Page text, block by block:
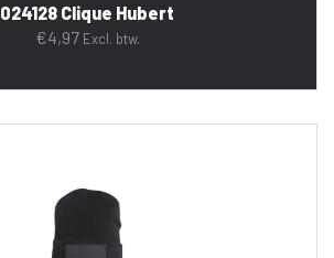
024128 Clique Hubert
€4,97 Excl. btw.